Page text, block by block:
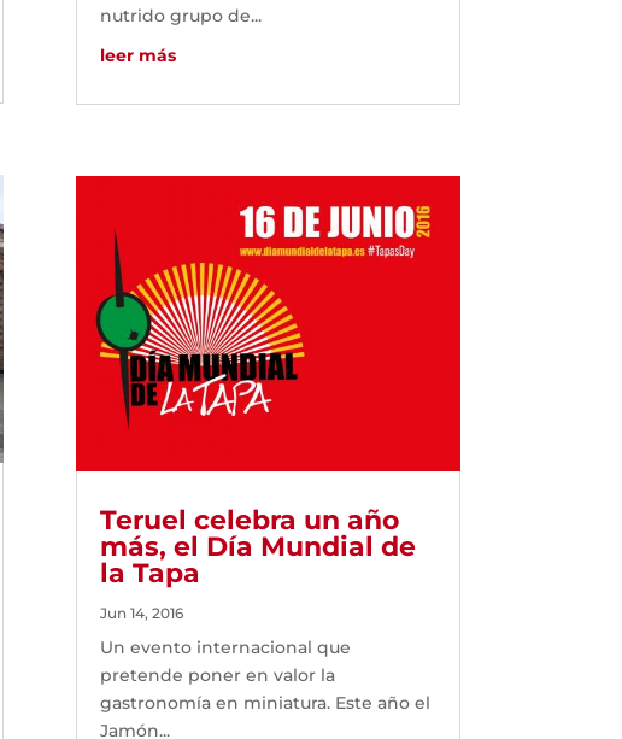
nutrido grupo de...
leer más
Teruel celebra un año
más, el Día Mundial de
la Tapa
Jun 14, 2016
Un evento internacional que
pretende poner en valor la
gastronomía en miniatura. Este año el
Jamón...